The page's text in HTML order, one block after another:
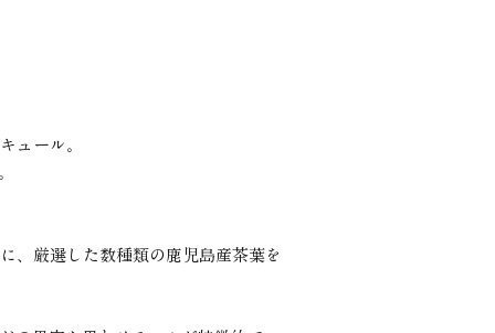
ュール。
、 厳選した数種類の鹿児島産茶葉を